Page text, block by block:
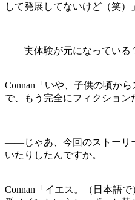
して発展してないけど（笑）」
――実体験が元になっている
Connan「いや、子供の頃か
で、もう完全にフィクション
――じゃあ、今回のストーリ
いたりしたんですか。
Connan「イエス。（日本語